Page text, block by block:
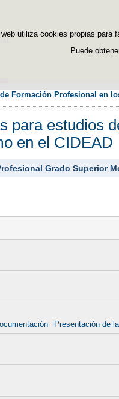
utiliza cookies propias para
Puede
Formación Profesional en
para estudios
en el CIDEAD
Grado Superior
Presentación de